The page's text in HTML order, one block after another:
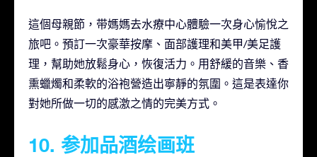
這個母親節，带媽媽去水療中心體驗一次身心愉悅之
旅吧。預訂一次豪華按摩、面部護理和美甲/美足護
理，幫助她放鬆身心，恢復活力。用舒緩的音樂、香
熏蠟燭和柔軟的浴袍營造出寧靜的氛圍。這是表達你
對她所做一切的感激之情的完美方式。
10. 参加品酒绘画班